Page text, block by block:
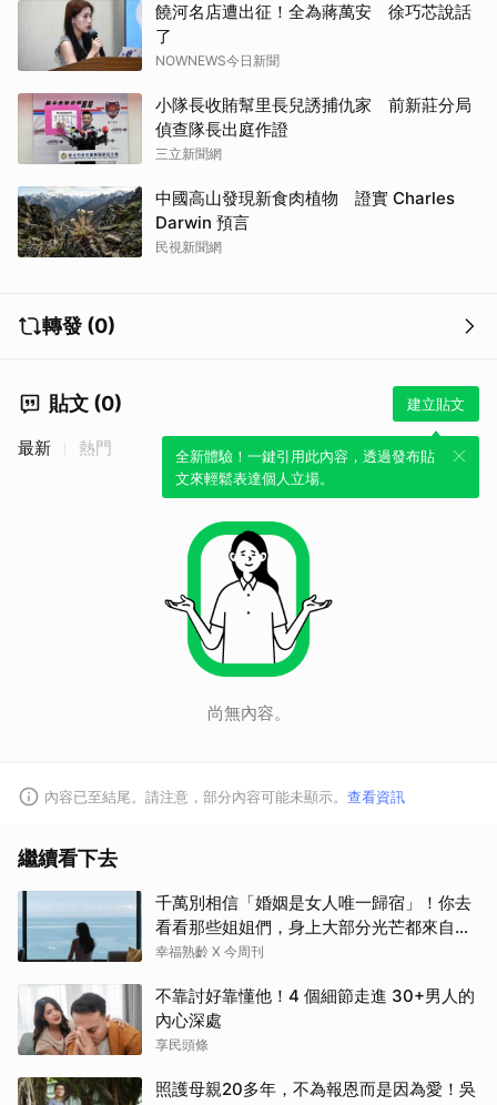
饒河名店遭出征！全為蔣萬安 徐巧芯說話
了
NOWNEWS今日新聞
小隊長收賄幫里長兒誘捕仇家 前新莊分局
偵查隊長出庭作證
三立新聞網
中國高山發現新食肉植物 證實 Charles
Darwin 預言
民視新聞網
轉發 (0)
貼文 (0) 建立貼文
全新體驗！一鍵引用此內容，透過發布貼
文來輕鬆表達個人立場。
最新 熱門
尚無內容。
內容已至結尾。請注意，部分內容可能未顯示。 查看資訊
繼續看下去
千萬別相信「婚姻是女人唯一歸宿」！你去
看看那些姐姐們，身上大部分光芒都來自這
3地方
幸福熟齡 X 今周刊
不靠討好靠懂他！4 個細節走進 30+男人的
內心深處
享民頭條
照護母親20多年，不為報恩而是因為愛！吳